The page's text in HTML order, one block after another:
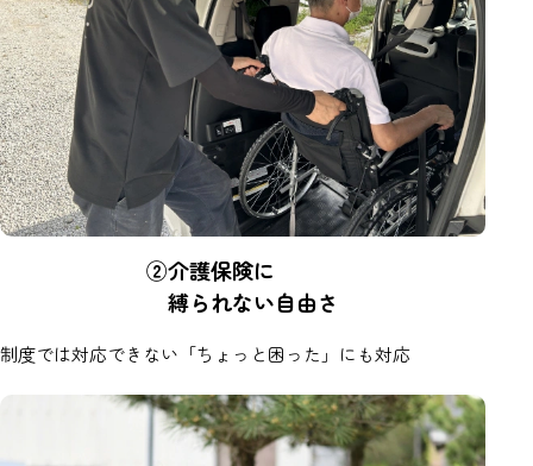
②介護保険に
縛られない自由さ
制度では対応できない「ちょっと困った」にも対応